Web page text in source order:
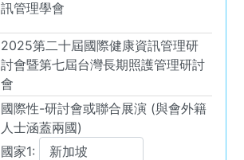
訊管理學會
2025第二十屆國際健康資訊管理研
討會暨第七屆台灣長期照護管理研討
會
國際性-研討會或聯合展演 (與會外籍
人士涵蓋兩國)
國家1: